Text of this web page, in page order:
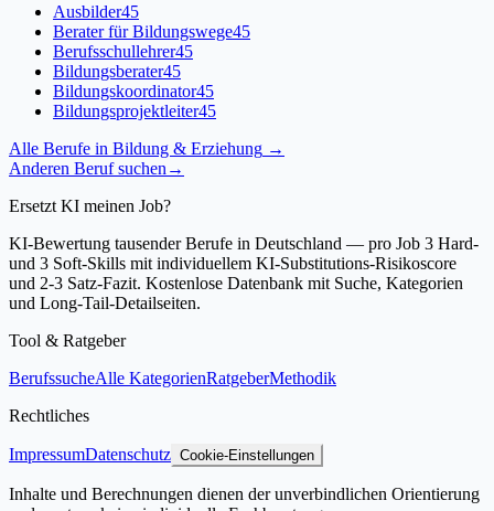
Ausbilder45
Berater für Bildungswege45
Berufsschullehrer45
Bildungsberater45
Bildungskoordinator45
Bildungsprojektleiter45
Alle Berufe in Bildung & Erziehung →
Anderen Beruf suchen →
Ersetzt KI meinen Job?
KI-Bewertung tausender Berufe in Deutschland — pro Job 3 Hard-
und 3 Soft-Skills mit individuellem KI-Substitutions-Risikoscore
und 2-3 Satz-Fazit. Kostenlose Datenbank mit Suche, Kategorien
und Long-Tail-Detailseiten.
Tool & Ratgeber
BerufssucheAlle KategorienRatgeberMethodik
Rechtliches
ImpressumDatenschutz Cookie-Einstellungen
Inhalte und Berechnungen dienen der unverbindlichen Orientierung